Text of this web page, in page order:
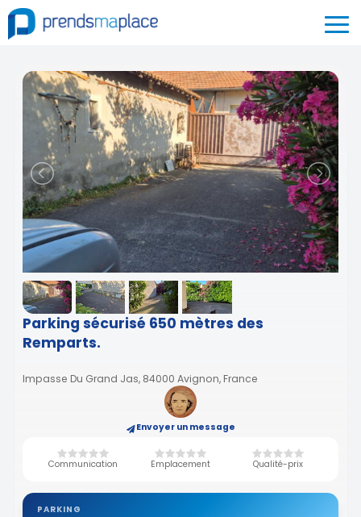
Parking sécurisé 650 mètres des
Remparts.
Impasse Du Grand Jas, 84000 Avignon, France
Envoyer un message
Communication Emplacement Qualité-prix
PARKING